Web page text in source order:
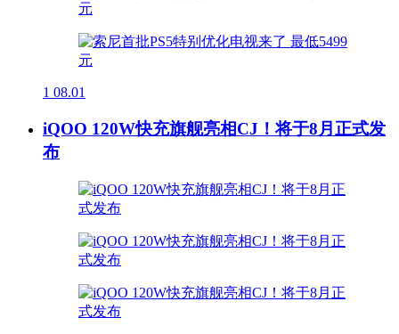
1 08.01
iQOO 120W快充旗舰亮相CJ！将于8月正式发
布